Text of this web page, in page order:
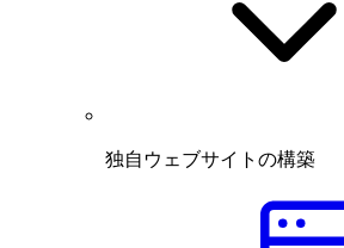
独自ウェブサイトの構築